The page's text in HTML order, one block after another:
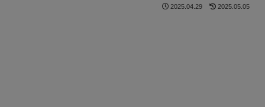
2025.04.29 2025.05.05